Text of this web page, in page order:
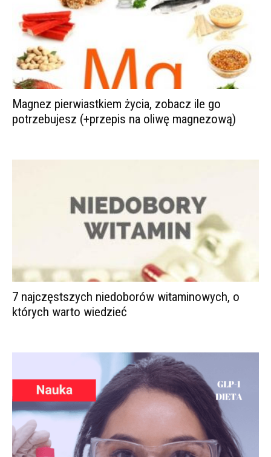
Magnez pierwiastkiem życia, zobacz ile go
potrzebujesz (+przepis na oliwę magnezową)
7 najczęstszych niedoborów witaminowych, o
których warto wiedzieć